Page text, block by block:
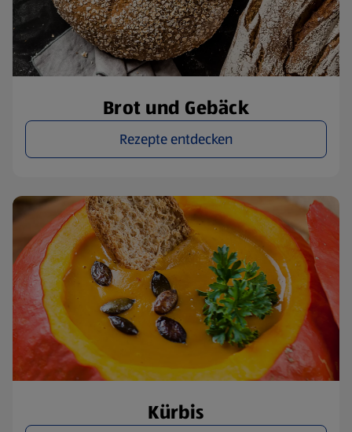
Brot und Gebäck
Rezepte entdecken
Kürbis